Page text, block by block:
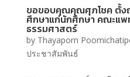
ขอขอบคุณคุณศุภโชค ตั้ง
ศึกษาแก่นักศึกษา คณะแ
ธรรมศาสตร์
by Thayaporn
ประชาสัมพันธ์